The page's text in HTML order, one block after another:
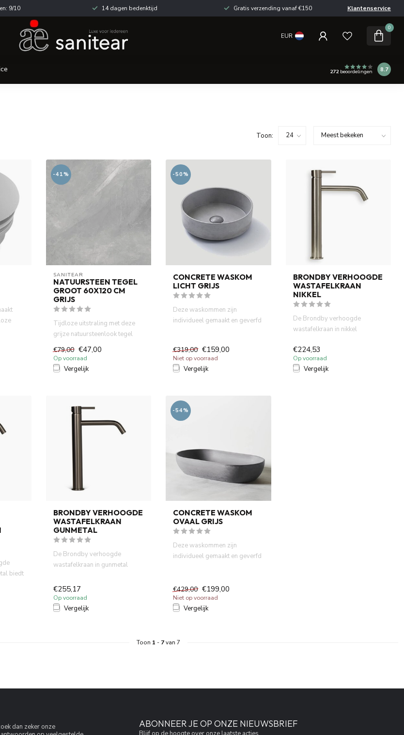
9/10 14 dagen bedenktijd Gratis verzending vanaf €150 Klantenservice
EUR
0
272beoordelingen 8.7
Toon:
-41%
SANITEAR
NATUURSTEEN TEGEL
GROOT 60X120 CM
GRIJS
Tijdloze uitstraling met deze
grijze natuursteenlook tegel
€79,00 €47,00
Op voorraad
Vergelijk
-50%
CONCRETE WASKOM
LICHT GRIJS
Deze waskommen zijn
individueel gemaakt en geverfd
€319,00 €159,00
Niet op voorraad
Vergelijk
BRONDBY VERHOOGDE
WASTAFELKRAAN
NIKKEL
De Brondby verhoogde
wastafelkraan in nikkel
functionaliteit...
€224,53
Op voorraad
Vergelijk
biedt
BRONDBY VERHOOGDE
WASTAFELKRAAN
GUNMETAL
De Brondby verhoogde
wastafelkraan in gunmetal
functionalite...
€255,17
Op voorraad
Vergelijk
-54%
CONCRETE WASKOM
OVAAL GRIJS
Deze waskommen zijn
individueel gemaakt en geverfd
€429,00 €199,00
Niet op voorraad
Vergelijk
Toon 1 - 7van 7
dan zeker onze
ABONNEER JE OP ONZE NIEUWSBRIEF